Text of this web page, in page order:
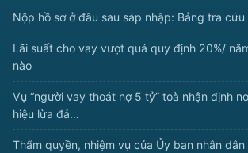
Nộp hồ sơ ở đâu sau sáp nhập: Bảng tra
Lãi suất cho vay vượt quá quy định 20%/
nào
Vụ “người vay thoát nợ 5 tỷ” toà nhận định
hiệu lừa đả…
Thẩm quyền, nhiệm vụ của Ủy ban nhân